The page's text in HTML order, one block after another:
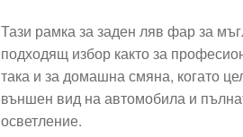
Тази рамка за заден ляв фар за
подходящ избор както за
така и за домашна смяна, когато
външен вид на автомобила и
осветление.